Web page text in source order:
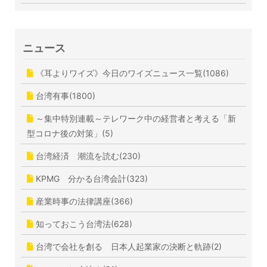
ニュース
《耳よりワイズ》今日のワイズニュース一覧(1086)
台湾有事(1800)
～集中特別連載～テレワーク中の経営者と考える「新
型コロナ後の対策」(5)
台湾経済 潮流を読む(230)
KPMG 分かる台湾会計(323)
産業時事の法律講座(366)
知っておこう台湾法(628)
台湾で会社を創る 日本人起業家の決断と軌跡(2)